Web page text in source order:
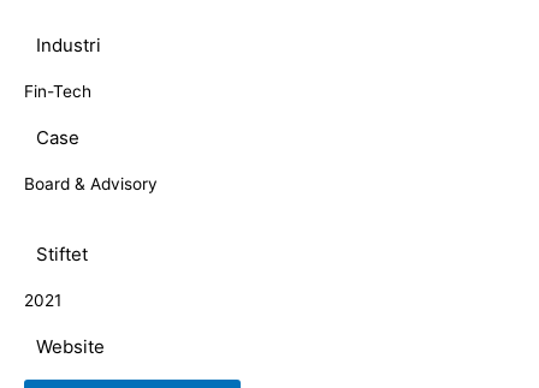
Industri
Fin-Tech
Case
Board & Advisory
Stiftet
2021
Website